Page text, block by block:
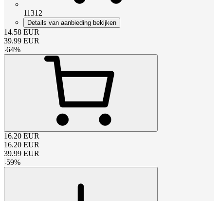
11312
Details van aanbieding bekijken
14.58 EUR
39.99 EUR
-64%
16.20 EUR
16.20 EUR
39.99 EUR
-59%